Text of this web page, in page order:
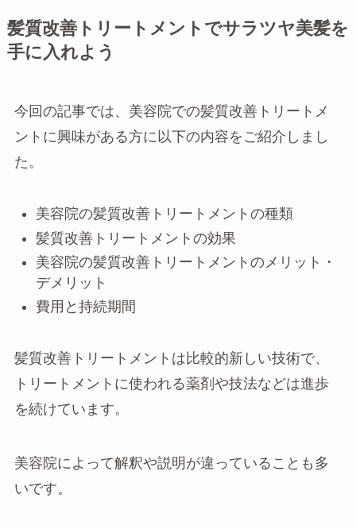
髪質改善トリートメントでサラツヤ美髪を
手に入れよう
今回の記事では、美容院での髪質改善トリートメ
ントに興味がある方に以下の内容をご紹介しまし
た。
美容院の髪質改善トリートメントの種類
髪質改善トリートメントの効果
美容院の髪質改善トリートメントのメリット・
デメリット
費用と持続期間
髪質改善トリートメントは比較的新しい技術で、
トリートメントに使われる薬剤や技法などは進歩
を続けています。
美容院によって解釈や説明が違っていることも多
いです。